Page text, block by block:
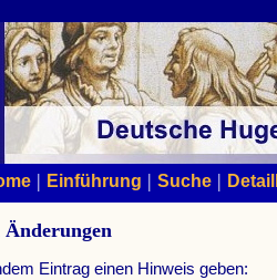
| Einführung | Suche |
Eintrag einen Hinweis geben: